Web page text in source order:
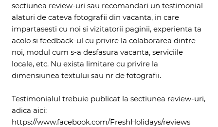
sectiunea review-uri sau recomandari un testimonial
alaturi de cateva fotografii din vacanta, in care
impartasesti cu noi si vizitatorii paginii, experienta ta
acolo si feedback-ul cu privire la colaborarea dintre
noi, modul cum s-a desfasura vacanta, serviciile
locale, etc. Nu exista limitare cu privire la
dimensiunea textului sau nr de fotografii.
Testimonialul trebuie publicat la sectiunea review-uri,
adica aici:
https://www.facebook.com/FreshHolidays/reviews